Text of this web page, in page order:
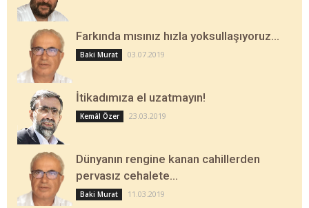
Farkında mısınız hızla yoksullaşıyoruz…
Baki Murat 03.07.2019
İtikadımıza el uzatmayın!
Kemâl Özer 23.03.2019
Dünyanın rengine kanan cahillerden
pervasız cehalete…
Baki Murat 11.03.2019